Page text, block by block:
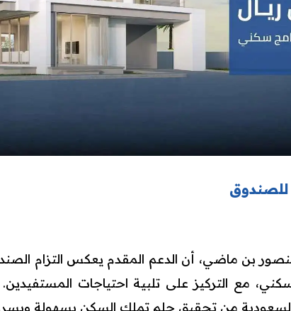
للصندوق
بن ماضي، أن الدعم المقدم يعكس التزام
مع التركيز على تلبية احتياجات
من تحقيق حلم تملك السكن بسهولة